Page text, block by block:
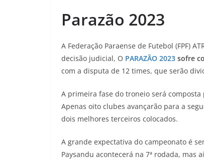
Parazão 2023
A Federação Paraense de Futebol (FPF)
decisão judicial, O PARAZÃO 2023 sofre
com a disputa de 12 times, que serão
A primeira fase do troneio será
Apenas oito clubes avançarão para a
dois melhores terceiros colocados.
A grande expectativa do campeonato é
Paysandu acontecerá na 7ª rodada, mas